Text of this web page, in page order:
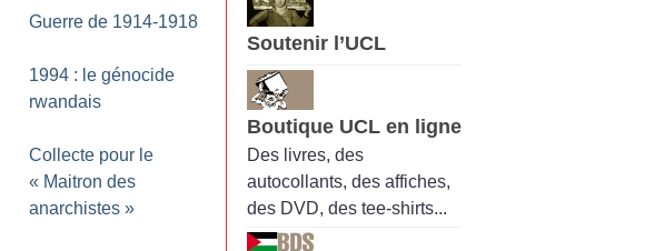
Guerre de 1914-1918
1994 : le génocide
rwandais
Collecte pour le
« Maitron des
anarchistes »
Soutenir l’UCL
Boutique UCL en ligne
Des livres, des
autocollants, des affiches,
des DVD, des tee-shirts...